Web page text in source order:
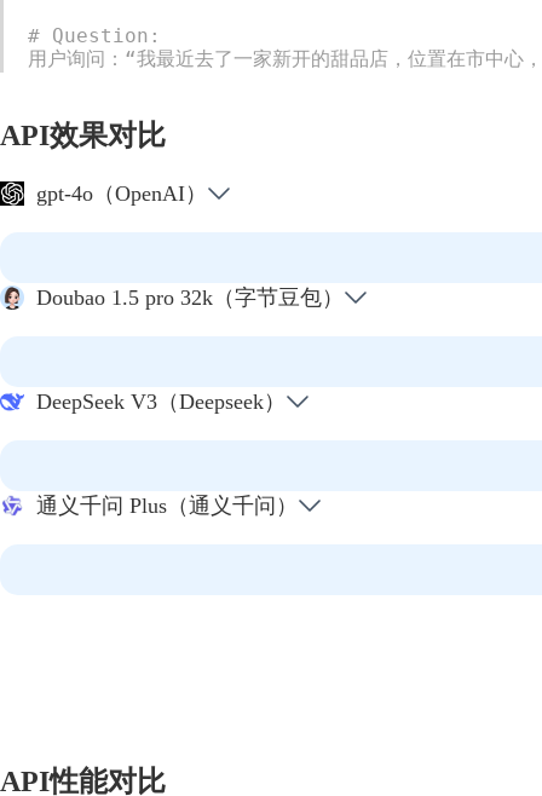
# Question:
用户询问：“我最近去了一家新开的甜品店，位置在市中心
API效果对比
gpt-4o（OpenAI）
Doubao 1.5 pro 32k（字节豆包）
DeepSeek V3（Deepseek）
通义千问 Plus（通义千问）
API性能对比